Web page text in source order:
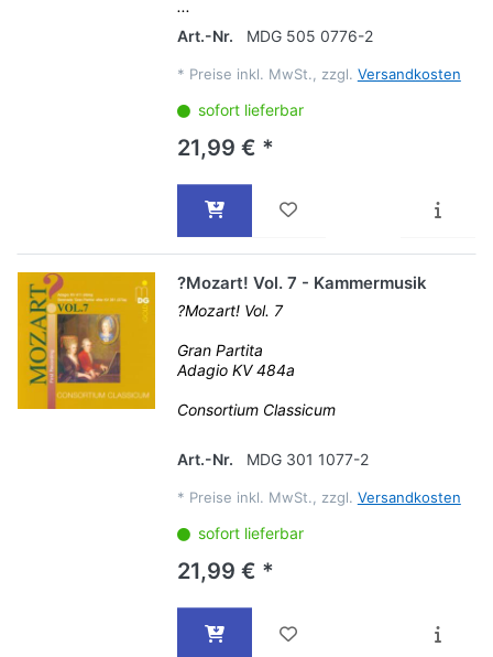
...
Art.-Nr.
MDG 505 0776-2
* Preise inkl. MwSt., zzgl. Versandkosten
sofort lieferbar
21,99 € *
?Mozart! Vol. 7 - Kammermusik
?Mozart! Vol. 7
Gran Partita
Adagio KV 484a
Consortium Classicum
Art.-Nr. MDG 301 1077-2
* Preise inkl. MwSt., zzgl. Versandkosten
sofort lieferbar
21,99 € *